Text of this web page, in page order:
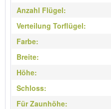
Anzahl Flügel:
Verteilung Torflügel:
Farbe:
Breite:
Höhe:
Schloss:
Für Zaunhöhe: